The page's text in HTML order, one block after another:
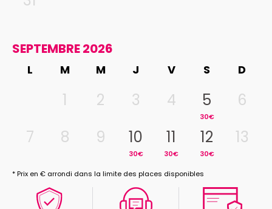
SEPTEMBRE 2026
L M M J V S D
1 2 3 4 5
30€
6
7
8 9 10
30€
11
30€
12
30€
13
* Prix en € arrondi dans la limite des places disponibles